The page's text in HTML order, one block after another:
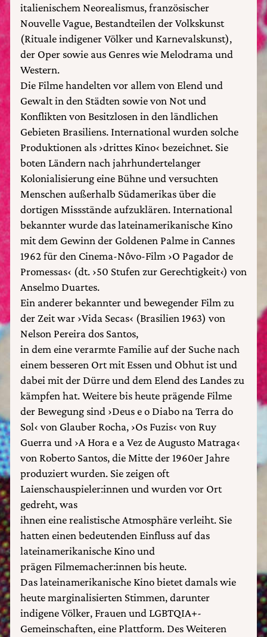
italienischem Neorealismus, französischer
Nouvelle Vague, Bestandteilen der Volkskunst
(Rituale indigener Völker und Karnevalskunst),
der Oper sowie aus Genres wie Melodrama und
Western.
Die Filme handelten vor allem von Elend und
Gewalt in den Städten sowie von Not und
Konflikten von Besitzlosen in den ländlichen
Gebieten Brasiliens. International wurden solche
Produktionen als ›drittes Kino‹ bezeichnet. Sie
boten Ländern nach jahrhundertelanger
Kolonialisierung eine Bühne und versuchten
Menschen außerhalb Südamerikas über die
dortigen Missstände aufzuklären. International
bekannter wurde das lateinamerikanische Kino
mit dem Gewinn der Goldenen Palme in Cannes
1962 für den Cinema-Nôvo-Film ›O Pagador de
Promessas‹ (dt. ›50 Stufen zur Gerechtigkeit‹) von
Anselmo Duartes.
Ein anderer bekannter und bewegender Film zu
der Zeit war ›Vida Secas‹ (Brasilien 1963) von
Nelson Pereira dos Santos,
in dem eine verarmte Familie auf der Suche nach
einem besseren Ort mit Essen und Obhut ist und
dabei mit der Dürre und dem Elend des Landes zu
kämpfen hat. Weitere bis heute prägende Filme
der Bewegung sind ›Deus e o Diabo na Terra do
Sol‹ von Glauber Rocha, ›Os Fuzis‹ von Ruy
Guerra und ›A Hora e a Vez de Augusto Matraga‹
von Roberto Santos, die Mitte der 1960er Jahre
produziert wurden. Sie zeigen oft
Laienschauspieler:innen und wurden vor Ort
gedreht, was
ihnen eine realistische Atmosphäre verleiht. Sie
hatten einen bedeutenden Einfluss auf das
lateinamerikanische Kino und
prägen Filmemacher:innen bis heute.
Das lateinamerikanische Kino bietet damals wie
heute marginalisierten Stimmen, darunter
indigene Völker, Frauen und LGBTQIA+-
Gemeinschaften, eine Plattform. Des Weiteren